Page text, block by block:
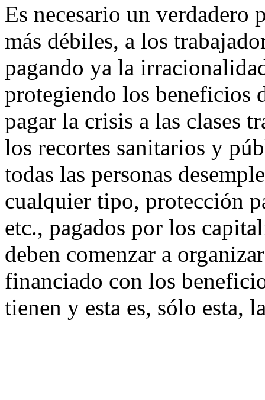
Es necesario un verdadero
más débiles, a los
pagando ya la
protegiendo los beneficios
pagar la crisis a las clases
los recortes sanitarios y
todas las personas
cualquier tipo, protección
etc., pagados por los
deben comenzar a
financiado con los
tienen y esta es, sólo esta,